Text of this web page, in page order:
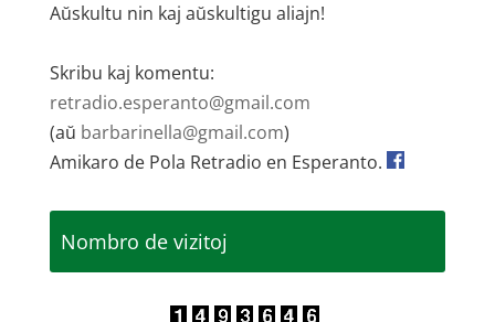
Aŭskultu nin kaj aŭskultigu aliajn!
Skribu kaj komentu:
retradio.esperanto@gmail.com
(aŭ barbarinella@gmail.com)
Amikaro de Pola Retradio en Esperanto.
Nombro de vizitoj